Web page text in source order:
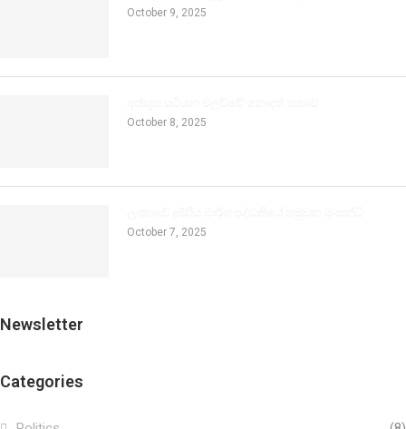
October 9, 2025
October 8, 2025
October 7, 2025
Newsletter
Categories